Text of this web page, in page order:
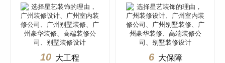
10 大工程 6 大保障